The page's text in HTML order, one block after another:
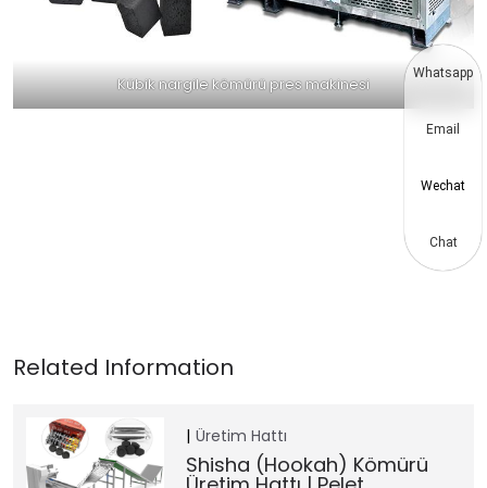
Kübik nargile kömürü pres makinesi
Üretim Hattı
Shisha (Hookah) Kömürü
Whatsapp
Email
Wechat
Chat